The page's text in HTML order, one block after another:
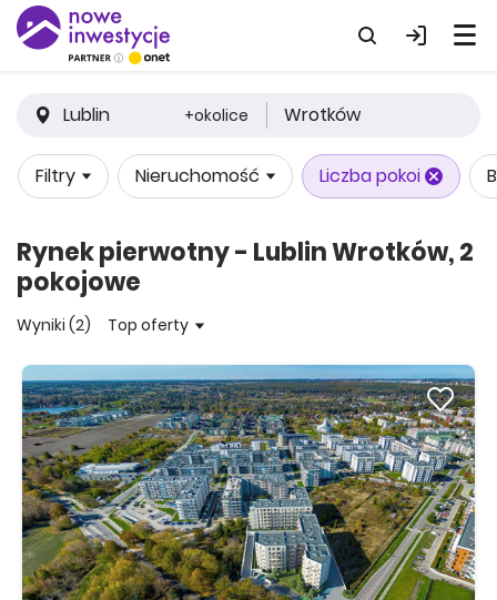
Lublin +okolice Wrotków
Filtry Nieruchomość Liczba pokoi
Rynek pierwotny - Lublin Wrotków, 2
pokojowe
Wyniki (2) Top oferty